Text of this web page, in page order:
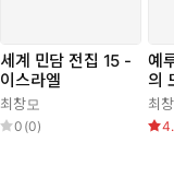
세계 민담 전집 15 -
이스라엘
최창모
0 (0)
예
의
최